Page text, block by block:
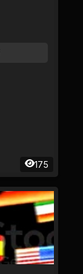
175